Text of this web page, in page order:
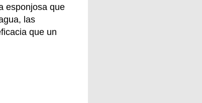
esponjosa que
las
que un